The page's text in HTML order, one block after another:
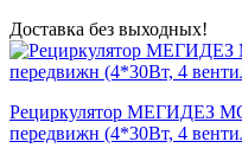
Доставка без выходных!
Рециркулятор МЕГИДЕЗ
передвижн (4*30Вт, 4